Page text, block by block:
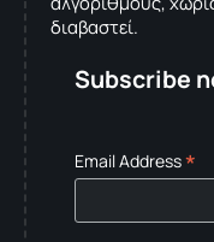
διαβαστεί.
Subscribe
Email Address*